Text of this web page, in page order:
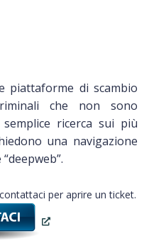
piattaforme di scambio
che non sono
ricerca sui più
una navigazione
per aprire un ticket.